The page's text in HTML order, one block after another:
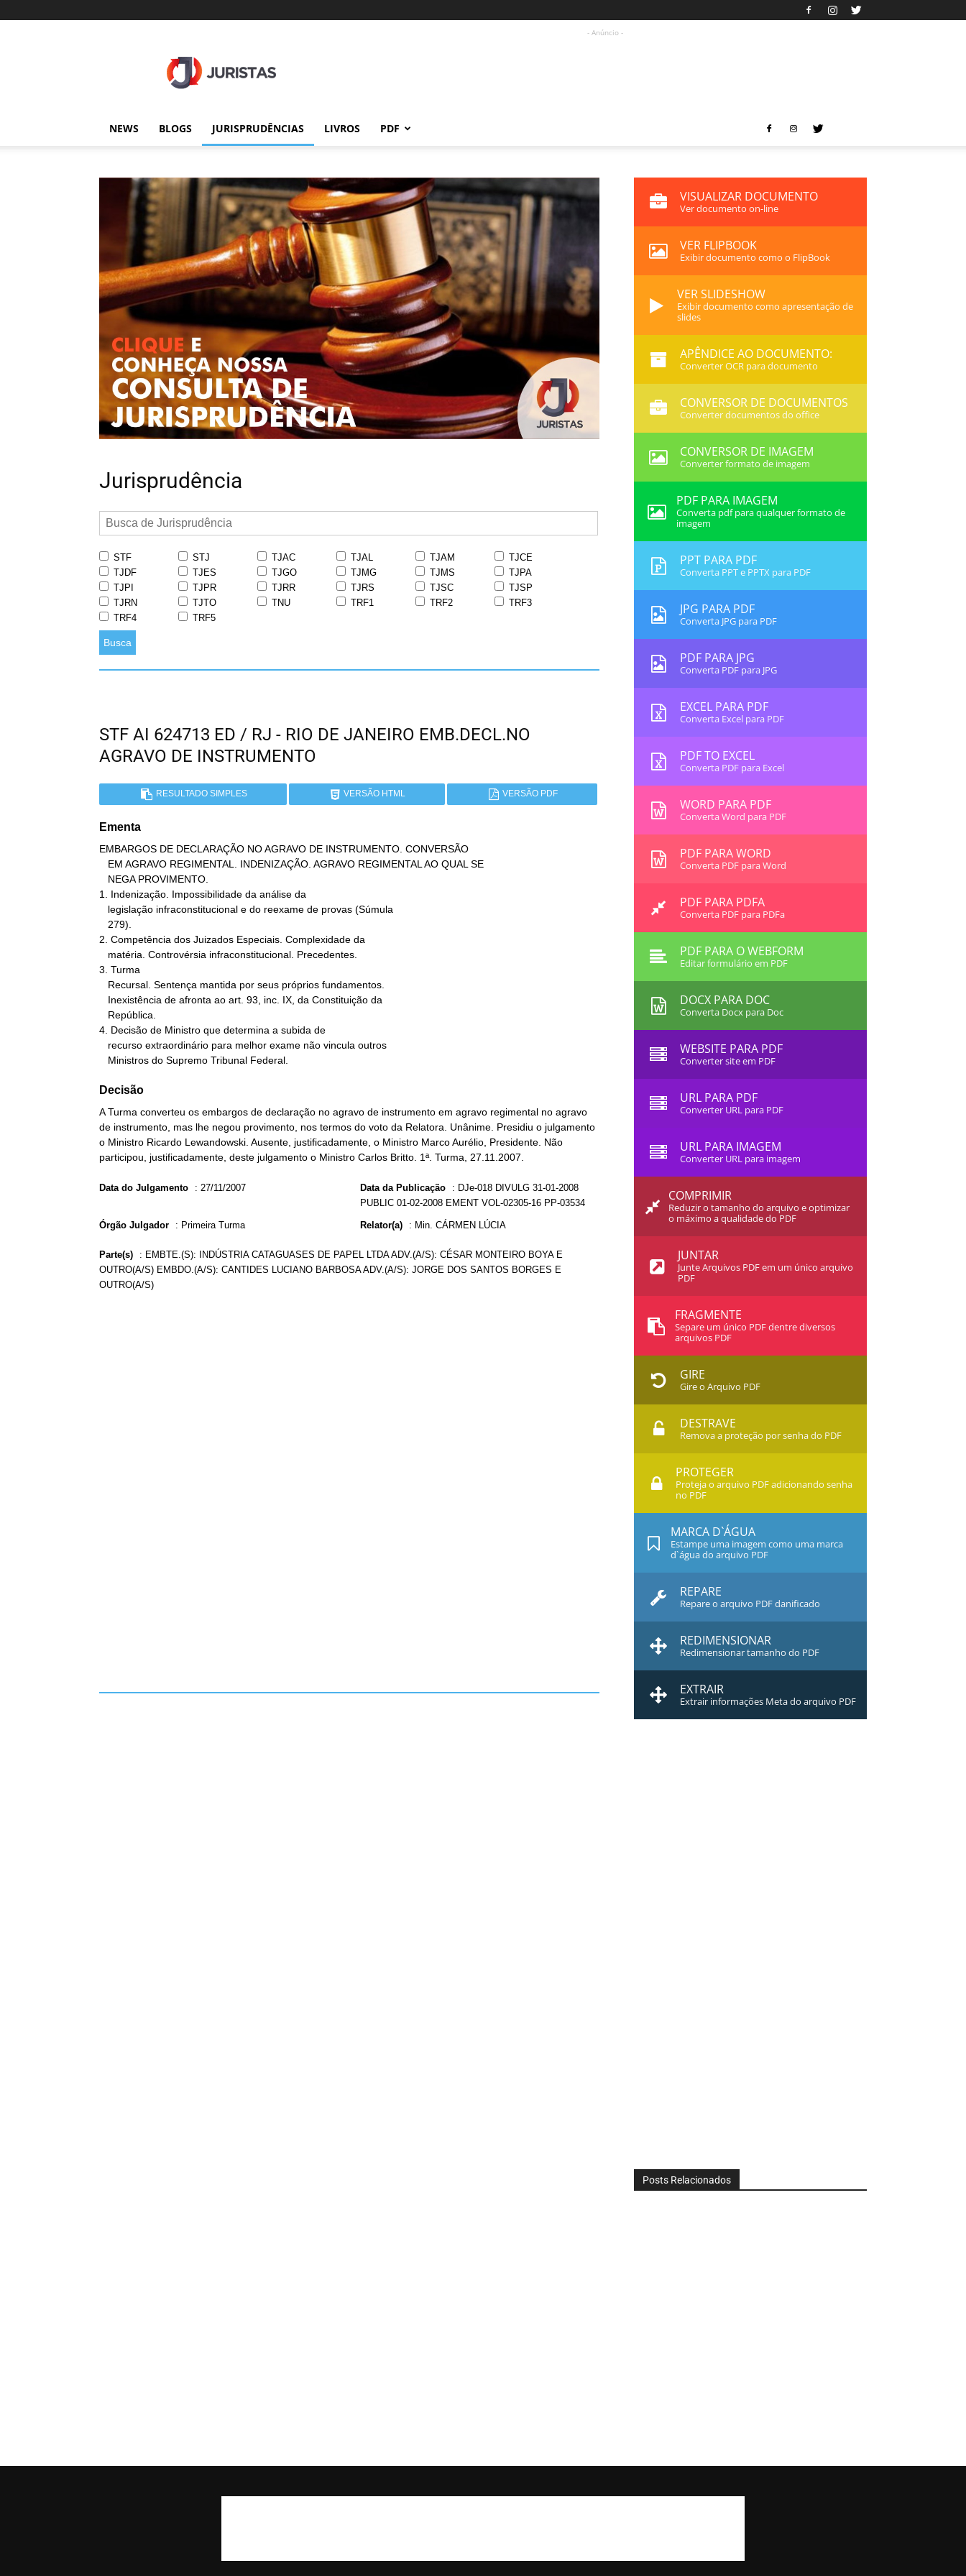
- Anúncio -
NEWS BLOGS JURISPRUDÊNCIAS LIVROS PDF
Jurisprudência
STF STJ TJAC TJAL TJAM
TJCE
TJDF
TJES TJGO TJMG TJMS
TJPA
TJPI
TJPR TJRR TJRS TJSC
TJSP
TJRN
TJTO TNU TRF1 TRF2
TRF3
TRF4
TRF5
Busca
STF AI 624713 ED / RJ - RIO DE JANEIRO EMB.DECL.NO
AGRAVO DE INSTRUMENTO
RESULTADO SIMPLES VERSÃO HTML VERSÃO PDF
Ementa
EMBARGOS DE DECLARAÇÃO NO AGRAVO DE INSTRUMENTO. CONVERSÃO
1. Indenização. Impossibilidade da análise da
2. Competência dos Juizados Especiais. Complexidade da
3. Turma
4. Decisão de Ministro que determina a subida de
   Ministros do Supremo Tribunal Federal.
Decisão
A Turma converteu os embargos de declaração no agravo de instrumento em agravo regimental no agravo
de instrumento, mas lhe negou provimento, nos termos do voto da Relatora. Unânime. Presidiu o julgamento
o Ministro Ricardo Lewandowski. Ausente, justificadamente, o Ministro Marco Aurélio, Presidente. Não
participou, justificadamente, deste julgamento o Ministro Carlos Britto. 1ª. Turma, 27.11.2007.
Data do Julgamento : 27/11/2007 Data da Publicação : DJe-018 DIVULG 31-01-2008
PUBLIC 01-02-2008 EMENT VOL-02305-16 PP-03534
Órgão Julgador : Primeira Turma Relator(a) : Min. CÁRMEN LÚCIA
Parte(s) : EMBTE.(S): INDÚSTRIA CATAGUASES DE PAPEL LTDA ADV.(A/S): CÉSAR MONTEIRO BOYA E
OUTRO(A/S) EMBDO.(A/S): CANTIDES LUCIANO BARBOSA ADV.(A/S): JORGE DOS SANTOS BORGES E
OUTRO(A/S)
VISUALIZAR DOCUMENTO
Ver documento on-line
VER FLIPBOOK
Exibir documento como o FlipBook
VER SLIDESHOW
Exibir documento como apresentação de
slides
APÊNDICE AO DOCUMENTO:
Converter OCR para documento
CONVERSOR DE DOCUMENTOS
Converter documentos do office
CONVERSOR DE IMAGEM
Converter formato de imagem
PDF PARA IMAGEM
Converta pdf para qualquer formato de
imagem
PPT PARA PDF
Converta PPT e PPTX para PDF
JPG PARA PDF
Converta JPG para PDF
PDF PARA JPG
Converta PDF para JPG
EXCEL PARA PDF
Converta Excel para PDF
PDF TO EXCEL
Converta PDF para Excel
WORD PARA PDF
Converta Word para PDF
PDF PARA WORD
Converta PDF para Word
PDF PARA PDFA
Converta PDF para PDFa
PDF PARA O WEBFORM
Editar formulário em PDF
DOCX PARA DOC
Converta Docx para Doc
WEBSITE PARA PDF
Converter site em PDF
URL PARA PDF
Converter URL para PDF
URL PARA IMAGEM
Converter URL para imagem
COMPRIMIR
Reduzir o tamanho do arquivo e optimizar
o máximo a qualidade do PDF
JUNTAR
Junte Arquivos PDF em um único arquivo
PDF
FRAGMENTE
Separe um único PDF dentre diversos
arquivos PDF
GIRE
Gire o Arquivo PDF
DESTRAVE
Remova a proteção por senha do PDF
PROTEGER
Proteja o arquivo PDF adicionando senha
no PDF
MARCA D`ÁGUA
Estampe uma imagem como uma marca
d`água do arquivo PDF
REPARE
Repare o arquivo PDF danificado
REDIMENSIONAR
Redimensionar tamanho do PDF
EXTRAIR
Extrair informações Meta do arquivo PDF
Posts Relacionados